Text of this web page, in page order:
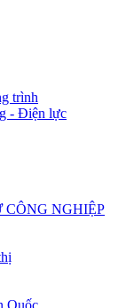
trình
- Điện lực
NGHIỆP